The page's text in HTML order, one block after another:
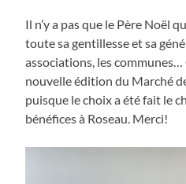
Il n’y a pas que le Père Noël
toute sa gentillesse et sa
associations, les communes…
nouvelle édition du Marché
puisque le choix a été fait le
bénéfices à Roseau. Merci!